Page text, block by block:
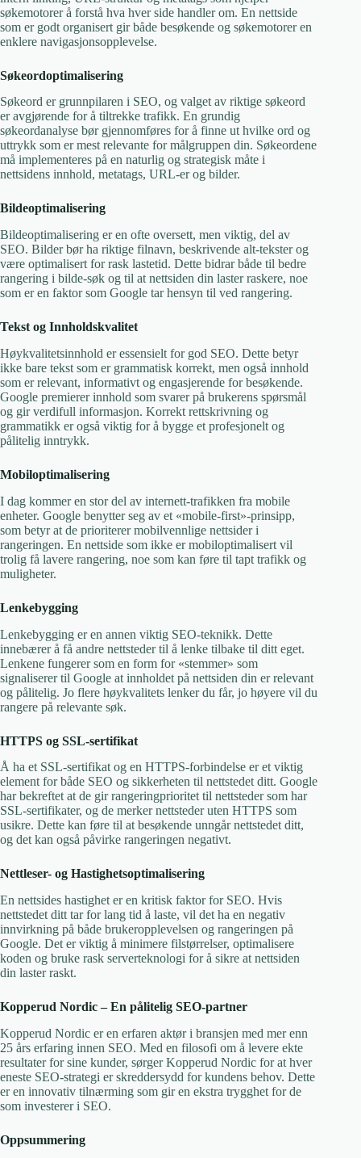
søkemotorer å forstå hva hver side handler om. En nettside
som er godt organisert gir både besøkende og søkemotorer en
enklere navigasjonsopplevelse.
Søkeordoptimalisering
Søkeord er grunnpilaren i SEO, og valget av riktige søkeord
er avgjørende for å tiltrekke trafikk. En grundig
søkeordanalyse bør gjennomføres for å finne ut hvilke ord og
uttrykk som er mest relevante for målgruppen din. Søkeordene
må implementeres på en naturlig og strategisk måte i
nettsidens innhold, metatags, URL-er og bilder.
Bildeoptimalisering
Bildeoptimalisering er en ofte oversett, men viktig, del av
SEO. Bilder bør ha riktige filnavn, beskrivende alt-tekster og
være optimalisert for rask lastetid. Dette bidrar både til bedre
rangering i bilde-søk og til at nettsiden din laster raskere, noe
som er en faktor som Google tar hensyn til ved rangering.
Tekst og Innholdskvalitet
Høykvalitetsinnhold er essensielt for god SEO. Dette betyr
ikke bare tekst som er grammatisk korrekt, men også innhold
som er relevant, informativt og engasjerende for besøkende.
Google premierer innhold som svarer på brukerens spørsmål
og gir verdifull informasjon. Korrekt rettskrivning og
grammatikk er også viktig for å bygge et profesjonelt og
pålitelig inntrykk.
Mobiloptimalisering
I dag kommer en stor del av internett-trafikken fra mobile
enheter. Google benytter seg av et «mobile-first»-prinsipp,
som betyr at de prioriterer mobilvennlige nettsider i
rangeringen. En nettside som ikke er mobiloptimalisert vil
trolig få lavere rangering, noe som kan føre til tapt trafikk og
muligheter.
Lenkebygging
Lenkebygging er en annen viktig SEO-teknikk. Dette
innebærer å få andre nettsteder til å lenke tilbake til ditt eget.
Lenkene fungerer som en form for «stemmer» som
signaliserer til Google at innholdet på nettsiden din er relevant
og pålitelig. Jo flere høykvalitets lenker du får, jo høyere vil du
rangere på relevante søk.
HTTPS og SSL-sertifikat
Å ha et SSL-sertifikat og en HTTPS-forbindelse er et viktig
element for både SEO og sikkerheten til nettstedet ditt. Google
har bekreftet at de gir rangeringprioritet til nettsteder som har
SSL-sertifikater, og de merker nettsteder uten HTTPS som
usikre. Dette kan føre til at besøkende unngår nettstedet ditt,
og det kan også påvirke rangeringen negativt.
Nettleser- og Hastighetsoptimalisering
En nettsides hastighet er en kritisk faktor for SEO. Hvis
nettstedet ditt tar for lang tid å laste, vil det ha en negativ
innvirkning på både brukeropplevelsen og rangeringen på
Google. Det er viktig å minimere filstørrelser, optimalisere
koden og bruke rask serverteknologi for å sikre at nettsiden
din laster raskt.
Kopperud Nordic – En pålitelig SEO-partner
Kopperud Nordic er en erfaren aktør i bransjen med mer enn
25 års erfaring innen SEO. Med en filosofi om å levere ekte
resultater for sine kunder, sørger Kopperud Nordic for at hver
eneste SEO-strategi er skreddersydd for kundens behov. Dette
er en innovativ tilnærming som gir en ekstra trygghet for de
som investerer i SEO.
Oppsummering